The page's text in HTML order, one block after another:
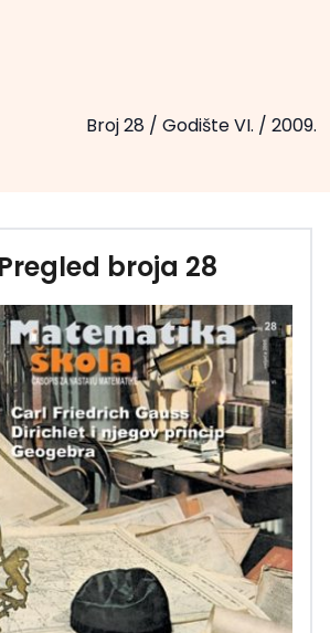
Broj 28/ Godište VI. / 2009.
Pregled broja 28